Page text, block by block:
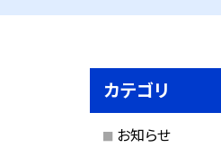
カテゴリ
お知らせ